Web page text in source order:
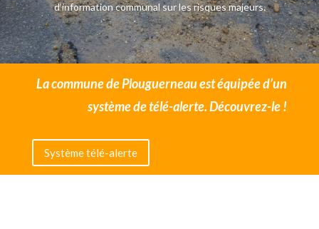
d’information communal sur les risques majeurs.
La commune de Plouguerneau est équipée d’un
système de télé-alerte. Découvrez-le !
Système télé-alerte